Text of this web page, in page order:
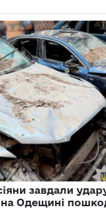
завдали
на Одещині